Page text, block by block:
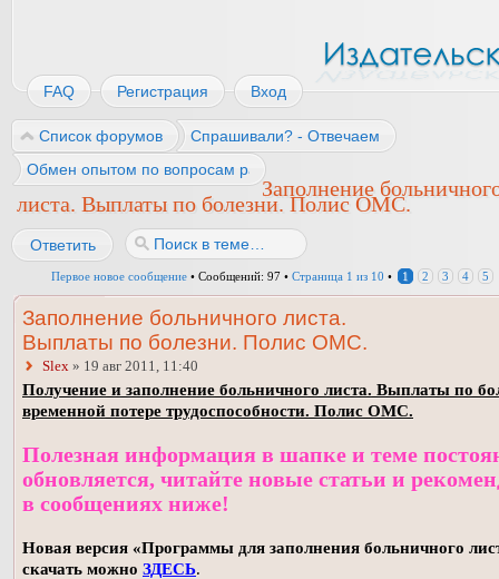
FAQ Регистрация Вход
Список форумов
Спрашивали? - Отвечаем
Обмен опытом по вопросам работы
Заполнение
листа. Выплаты по болезни. Полис ОМС.
Ответить
Первое новое сообщение • Сообщений: 97 • Страница 1 из 10 • 1 2 3 4 5
Заполнение больничного листа.
Выплаты по болезни. Полис ОМС.
Slex » 19 авг 2011, 11:40
Получение и заполнение больничного листа. Выплаты по
временной потере трудоспособности. Полис ОМС.
Полезная информация в шапке и теме
обновляется, читайте новые статьи и
в сообщениях ниже!
Новая версия «Программы для заполнения больничного
скачать можно ЗДЕСЬ.